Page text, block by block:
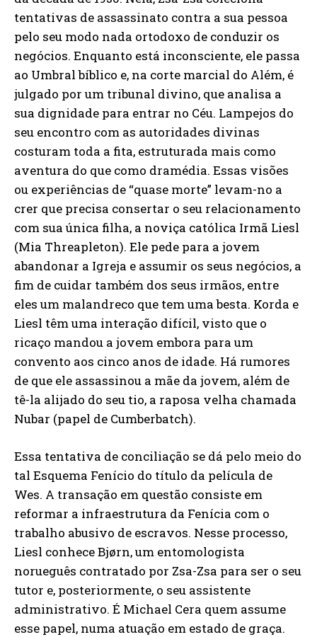
tentativas de assassinato contra a sua pessoa
pelo seu modo nada ortodoxo de conduzir os
negócios. Enquanto está inconsciente, ele passa
ao Umbral bíblico e, na corte marcial do Além, é
julgado por um tribunal divino, que analisa a
sua dignidade para entrar no Céu. Lampejos do
seu encontro com as autoridades divinas
costuram toda a fita, estruturada mais como
aventura do que como dramédia. Essas visões
ou experiências de “quase morte” levam-no a
crer que precisa consertar o seu relacionamento
com sua única filha, a noviça católica Irmã Liesl
(Mia Threapleton). Ele pede para a jovem
abandonar a Igreja e assumir os seus negócios, a
fim de cuidar também dos seus irmãos, entre
eles um malandreco que tem uma besta. Korda e
Liesl têm uma interação difícil, visto que o
ricaço mandou a jovem embora para um
convento aos cinco anos de idade. Há rumores
de que ele assassinou a mãe da jovem, além de
tê-la alijado do seu tio, a raposa velha chamada
Nubar (papel de Cumberbatch).
Essa tentativa de conciliação se dá pelo meio do
tal Esquema Fenício do título da película de
Wes. A transação em questão consiste em
reformar a infraestrutura da Fenícia com o
trabalho abusivo de escravos. Nesse processo,
Liesl conhece Bjørn, um entomologista
norueguês contratado por Zsa-Zsa para ser o seu
tutor e, posteriormente, o seu assistente
administrativo. É Michael Cera quem assume
esse papel, numa atuação em estado de graça.